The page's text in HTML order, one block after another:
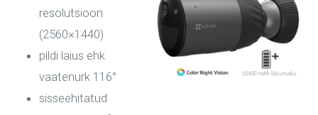
resolutsioon
(2560×1440)
pildi laius ehk
vaatenurk 116°
sisseehitatud